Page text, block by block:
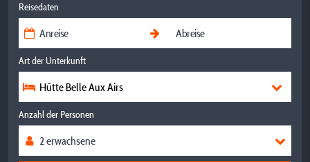
Reisedaten
Art der Unterkunft
Hütte Belle Aux Airs
Anzahl der Personen